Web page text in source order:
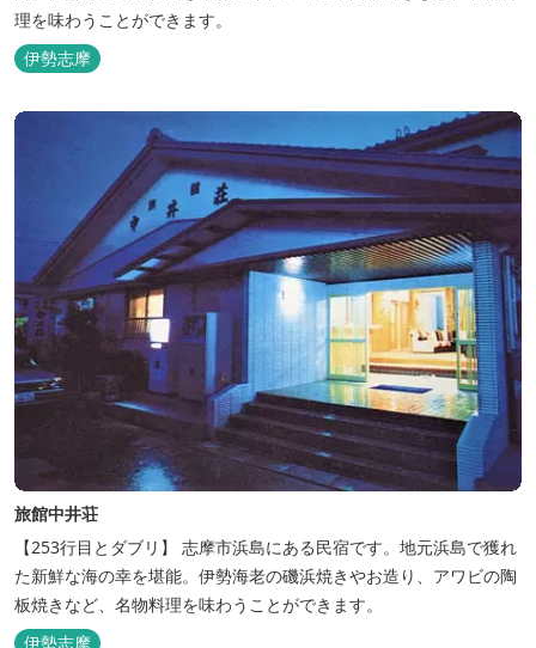
理を味わうことができます。
伊勢志摩
旅館中井荘
【253行目とダブリ】 志摩市浜島にある民宿です。地元浜島で獲れ
た新鮮な海の幸を堪能。伊勢海老の磯浜焼きやお造り、アワビの陶
板焼きなど、名物料理を味わうことができます。
伊勢志摩